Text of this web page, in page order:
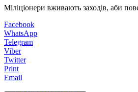
Міліціонери вживають заходів, аби
Facebook
WhatsApp
Telegram
Viber
Twitter
Print
Email